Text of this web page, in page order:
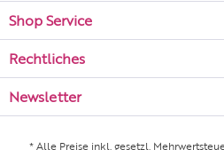
Shop Service
Rechtliches
Newsletter
* Alle Preise inkl. gesetzl.